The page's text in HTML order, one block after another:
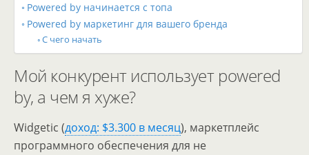
Powered by начинается с топа
Powered by маркетинг для вашего бренда
С чего начать
Мой конкурент использует powered
by, а чем я хуже?
Widgetic (доход: $3.300 в месяц), маркетплейс
программного обеспечения для не